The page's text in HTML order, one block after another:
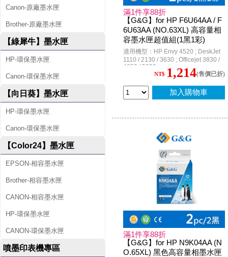
Canon-原廠墨水匣
Brother-原廠墨水匣
【綠犀牛】墨水匣
HP-環保墨水匣
Canon-環保墨水匣
【向日葵】墨水匣
HP-環保墨水匣
Canon-環保墨水匣
【Color24】墨水匣
EPSON-相容墨水匣
Brother-相容墨水匣
CANON-相容墨水匣
HP-環保墨水匣
CANON-環保墨水匣
噴墨印表機專區
滿1件享88折
【G&G】for HP F6U64AA / F
6U63AA (NO.63XL) 高容量相
容墨水匣超值組(1黑1彩)
適用機型：HP Envy 4520 ; DeskJet
1110 / 2130 / 3630 ; Officejet 3830 /
4650 / 5220
NT$ 1,214(售價已折)
加入購物車
滿1件享88折
【G&G】for HP N9K04AA (N
O.65XL) 黑色高容量相墨水匣